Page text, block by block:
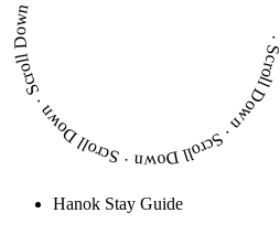
· Scroll Down · Scroll Down · Scroll Down · Scroll Down
Hanok Stay Guide